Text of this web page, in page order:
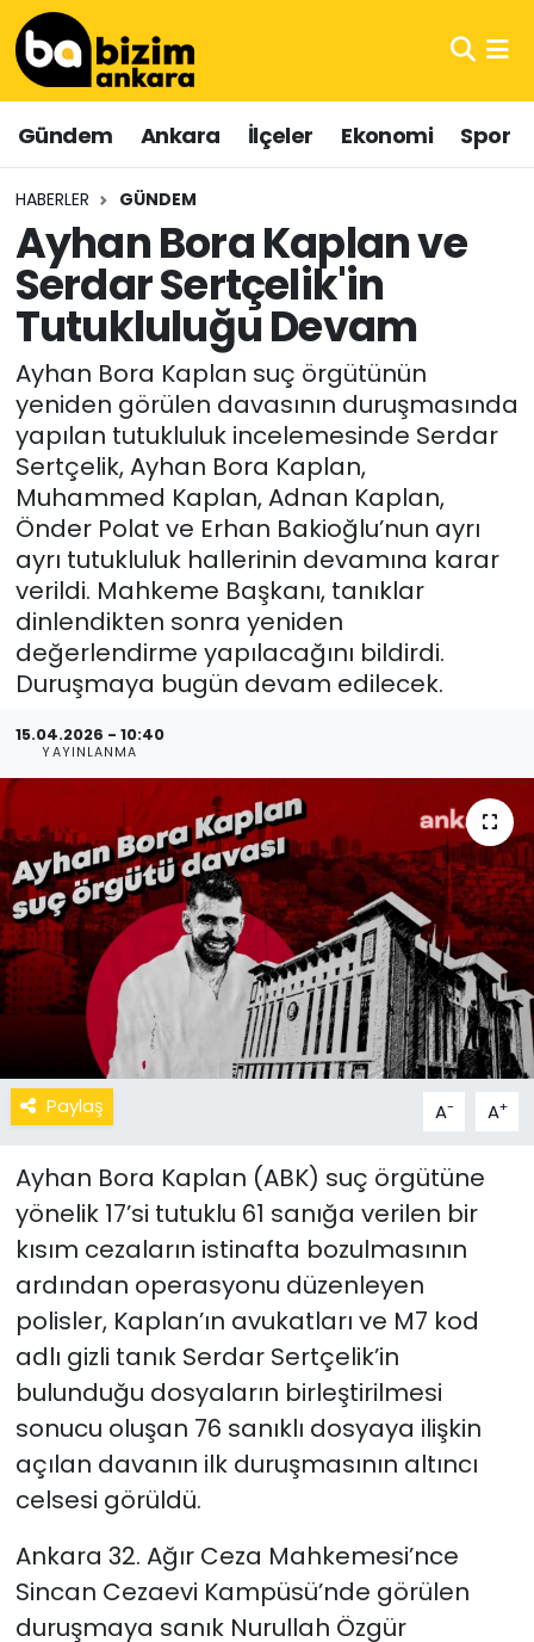
Gündem Ankara İlçeler Ekonomi Spor
HABERLER GÜNDEM
Ayhan Bora Kaplan ve
Serdar Sertçelik'in
Tutukluluğu Devam
Ayhan Bora Kaplan suç örgütünün
yeniden görülen davasının duruşmasında
yapılan tutukluluk incelemesinde Serdar
Sertçelik, Ayhan Bora Kaplan,
Muhammed Kaplan, Adnan Kaplan,
Önder Polat ve Erhan Bakioğlu’nun ayrı
ayrı tutukluluk hallerinin devamına karar
verildi. Mahkeme Başkanı, tanıklar
dinlendikten sonra yeniden
değerlendirme yapılacağını bildirdi.
Duruşmaya bugün devam edilecek.
15.04.2026 - 10:40
YAYINLANMA
Paylaş A- A+
Ayhan Bora Kaplan (ABK) suç örgütüne
yönelik 17’si tutuklu 61 sanığa verilen bir
kısım cezaların istinafta bozulmasının
ardından operasyonu düzenleyen
polisler, Kaplan’ın avukatları ve M7 kod
adlı gizli tanık Serdar Sertçelik’in
bulunduğu dosyaların birleştirilmesi
sonucu oluşan 76 sanıklı dosyaya ilişkin
açılan davanın ilk duruşmasının altıncı
celsesi görüldü.
Ankara 32. Ağır Ceza Mahkemesi’nce
Sincan Cezaevi Kampüsü’nde görülen
duruşmaya sanık Nurullah Özgür
Hava Durumu
Trafik Durumu
Süper Lig Puan Durumu ve Fikstür
Tüm Manşetler
Son Dakika Haberleri
Haber Arşivi